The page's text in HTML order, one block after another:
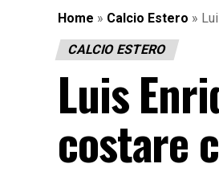
Home » Calcio Estero »
CALCIO ESTERO
Luis
costare